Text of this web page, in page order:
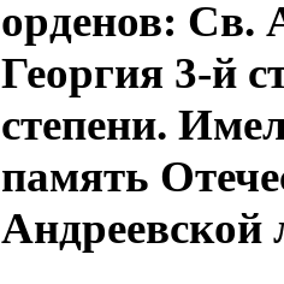
орденов: Св.
Георгия 3-й
степени.
память
Андреевской